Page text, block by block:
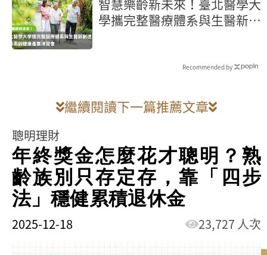
智慧樂齡新未來！臺北醫學大
學攜完整醫療體系與生醫新創
Recommended by
繼續閱讀下一篇推薦文章
聰明理財
年終獎金怎麼花才聰明？熟
齡族別只存定存，靠「四步
法」穩健累積退休金
2025-12-18 23,727 人次